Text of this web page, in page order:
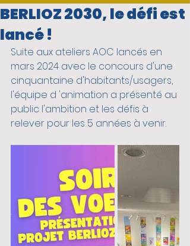
BERLIOZ 2030, le défi est
lancé !
Suite aux ateliers AOC lancés en
mars 2024 avec le concours d'une
cinquantaine d'habitants/usagers,
l'équipe d 'animation a présenté au
public l'ambition et les défis à
relever pour les 5 années à venir.